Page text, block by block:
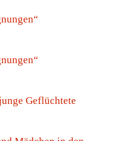
Geflüchtete